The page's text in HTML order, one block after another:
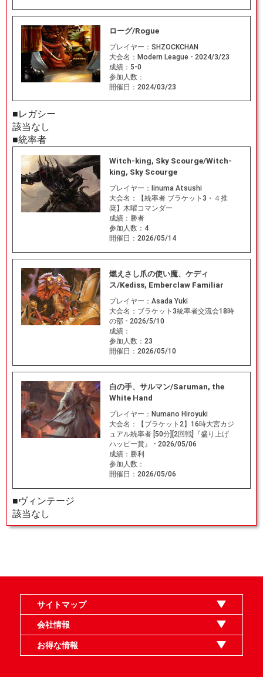
ローグ/Rogue
プレイヤー： SHZOCKCHAN
大会名： Modern League - 2024/3/23
成績： 5-0
参加人数：
開催日： 2024/03/23
■レガシー
該当なし
■統率者
Witch-king, Sky Scourge/Witch-
king, Sky Scourge
プレイヤー： Iinuma Atsushi
大会名：
【統率者 ブラケット3・４推
奨】木曜コマンダー
成績： 勝者
参加人数： 4
開催日： 2026/05/14
燃えさし爪の使い魔、ケディ
ス/Kediss, Emberclaw Familiar
プレイヤー： Asada Yuki
大会名： ブラケット3統率者交流会18時
の部 - 2026/5/10
成績：
参加人数： 23
開催日： 2026/05/10
白の手、サルマン/Saruman, the
White Hand
プレイヤー： Numano Hiroyuki
大会名：
【ブラケット2】16時大宮カジ
ュアル統率者 [50分][2回戦]『盛り上げ
ハッピー賞』 - 2026/05/06
成績： 勝利
参加人数：
開催日： 2026/05/06
■ヴィンテージ
該当なし
サイトマップ
オンラインショップ
買取
記事
選手一覧
デッキ検索
デッキ構築
イベント・大会
店舗のご案内
お問い合わせ
ヘルプ
FAQ
会社情報
利用規約
スタッフ募集
特定商取引法表示
個人情報保護指針
企業情報
お得な情報